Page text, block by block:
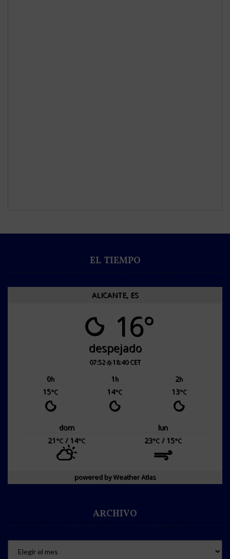
EL TIEMPO
ALICANTE, ES
16°
despejado
07:52 18:40 CET
0h 1h 2h
15°C 14°C 13°C
dom
lun
21°C / 14°C 23°C / 15°C
powered byWeather Atlas
ARCHIVO